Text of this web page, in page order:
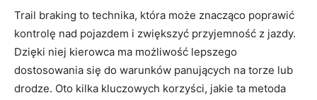
Trail braking to technika, która może znacząco poprawić
kontrolę nad pojazdem i zwiększyć przyjemność z jazdy.
Dzięki niej kierowca ma możliwość lepszego
dostosowania się do warunków panujących na torze lub
drodze. Oto kilka kluczowych korzyści, jakie ta metoda